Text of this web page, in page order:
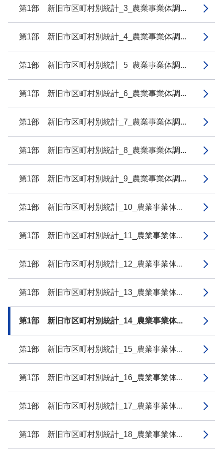
第1部 新旧市区町村別統計_3_農業事業体調...
第1部 新旧市区町村別統計_4_農業事業体調...
第1部 新旧市区町村別統計_5_農業事業体調...
第1部 新旧市区町村別統計_6_農業事業体調...
第1部 新旧市区町村別統計_7_農業事業体調...
第1部 新旧市区町村別統計_8_農業事業体調...
第1部 新旧市区町村別統計_9_農業事業体調...
第1部 新旧市区町村別統計_10_農業事業体...
第1部 新旧市区町村別統計_11_農業事業体...
第1部 新旧市区町村別統計_12_農業事業体...
第1部 新旧市区町村別統計_13_農業事業体...
第1部 新旧市区町村別統計_14_農業事業体...
第1部 新旧市区町村別統計_15_農業事業体...
第1部 新旧市区町村別統計_16_農業事業体...
第1部 新旧市区町村別統計_17_農業事業体...
第1部 新旧市区町村別統計_18_農業事業体...